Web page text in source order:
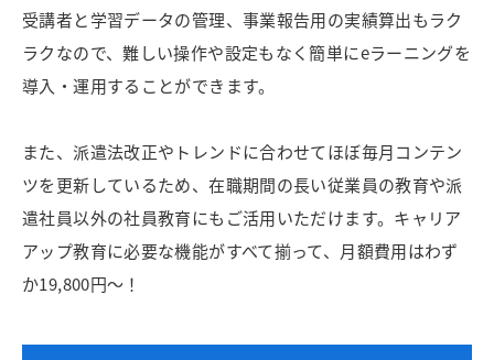
受講者と学習データの管理、事業報告用の実績算出もラク
ラクなので、難しい操作や設定もなく簡単にeラーニングを
導入・運用することができます。
また、派遣法改正やトレンドに合わせてほぼ毎月コンテン
ツを更新しているため、在職期間の長い従業員の教育や派
遣社員以外の社員教育にもご活用いただけます。キャリア
アップ教育に必要な機能がすべて揃って、月額費用はわず
か19,800円〜！